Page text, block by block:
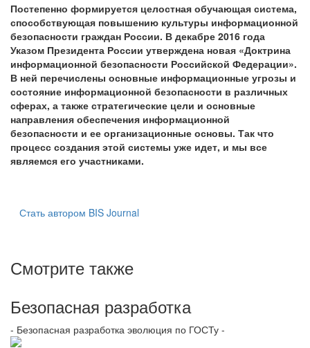
Постепенно формируется целостная обучающая система,
способствующая повышению культуры информационной
безопасности граждан России. В декабре 2016 года
Указом Президента России утверждена новая «Доктрина
информационной безопасности Российской Федерации».
В ней перечислены основные информационные угрозы и
состояние информационной безопасности в различных
сферах, а также стратегические цели и основные
направления обеспечения информационной
безопасности и ее организационные основы. Так что
процесс создания этой системы уже идет, и мы все
являемся его участниками.
Стать автором BIS Journal
Смотрите также
Безопасная разработка
- Безопасная разработка эволюция по ГОСТу -